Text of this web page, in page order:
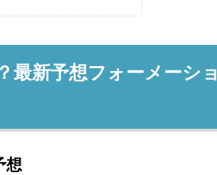
最新予想フォーメーショ
想